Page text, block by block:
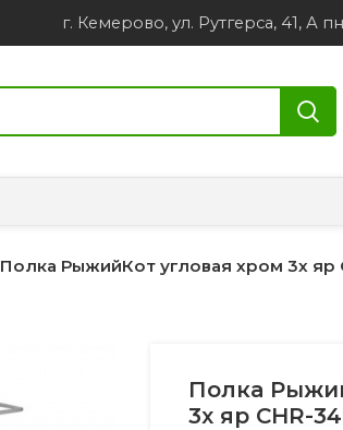
г. Кемерово, ул. Рутгерса, 41, А
Полка РыжийКот угловая хром 3х яр
Полка
3х яр CHR-